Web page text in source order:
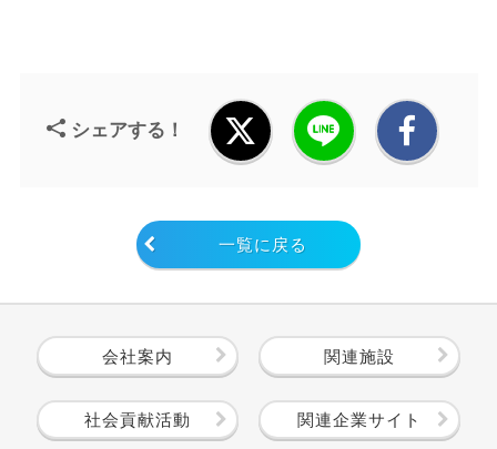
シェアする！
一覧に戻る
会社案内 関連施設
社会貢献活動 関連企業サイト